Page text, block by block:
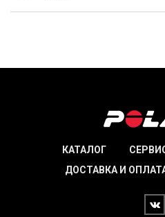
КАТАЛОГ
ДОСТАВКА И